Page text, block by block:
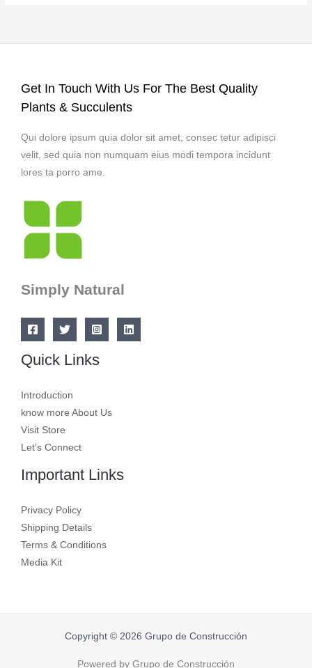
Get In Touch With Us For The Best Quality
Plants & Succulents
Qui dolore ipsum quia dolor sit amet, consec tetur adipisci
velit, sed quia non numquam eius modi tempora incidunt
lores ta porro ame.
Simply Natural
Quick Links
Introduction
know more About Us
Visit Store
Let’s Connect
Important Links
Privacy Policy
Shipping Details
Terms & Conditions
Media Kit
Copyright © 2026 Grupo de Construcción
Powered by Grupo de Construcción